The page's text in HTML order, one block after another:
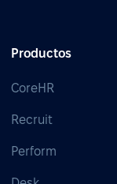
Productos
CoreHR
Recruit
Perform